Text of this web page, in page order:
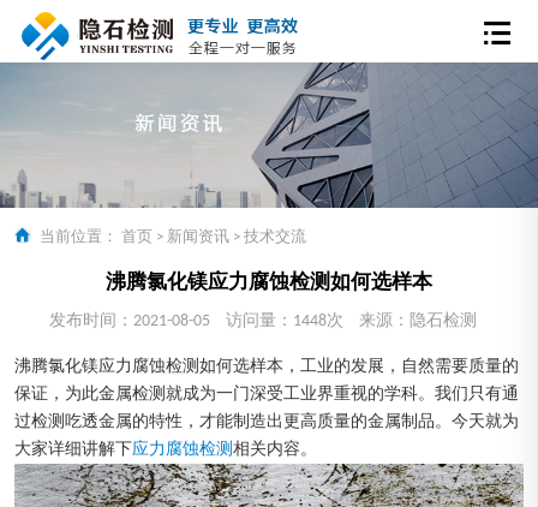
当前位置： 首页 > 新闻资讯 > 技术交流
沸腾氯化镁应力腐蚀检测如何选样本
发布时间：2021-08-05 访问量：1448次 来源：隐石检测
沸腾氯化镁应力腐蚀检测如何选样本，工业的发展，自然需要质量的
保证，为此金属检测就成为一门深受工业界重视的学科。我们只有通
过检测吃透金属的特性，才能制造出更高质量的金属制品。今天就为
大家详细讲解下 应力腐蚀检测 相关内容。